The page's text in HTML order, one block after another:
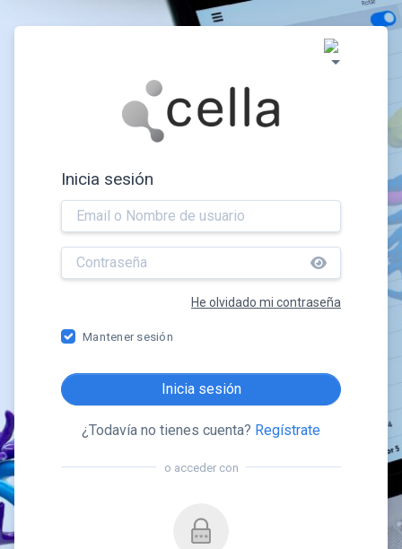
Inicia sesión
He olvidado mi contraseña
Mantener sesión
Inicia sesión
¿Todavía no tienes cuenta? Regístrate
o acceder con